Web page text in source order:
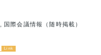
, 国際会議情報（随時掲載）